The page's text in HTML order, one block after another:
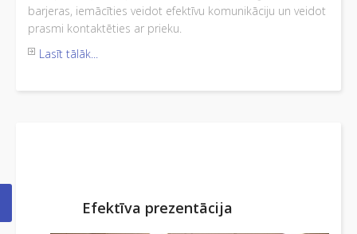
barjeras, iemācīties veidot efektīvu komunikāciju un veidot
prasmi kontaktēties ar prieku.
Lasīt tālāk...
Efektīva prezentācija